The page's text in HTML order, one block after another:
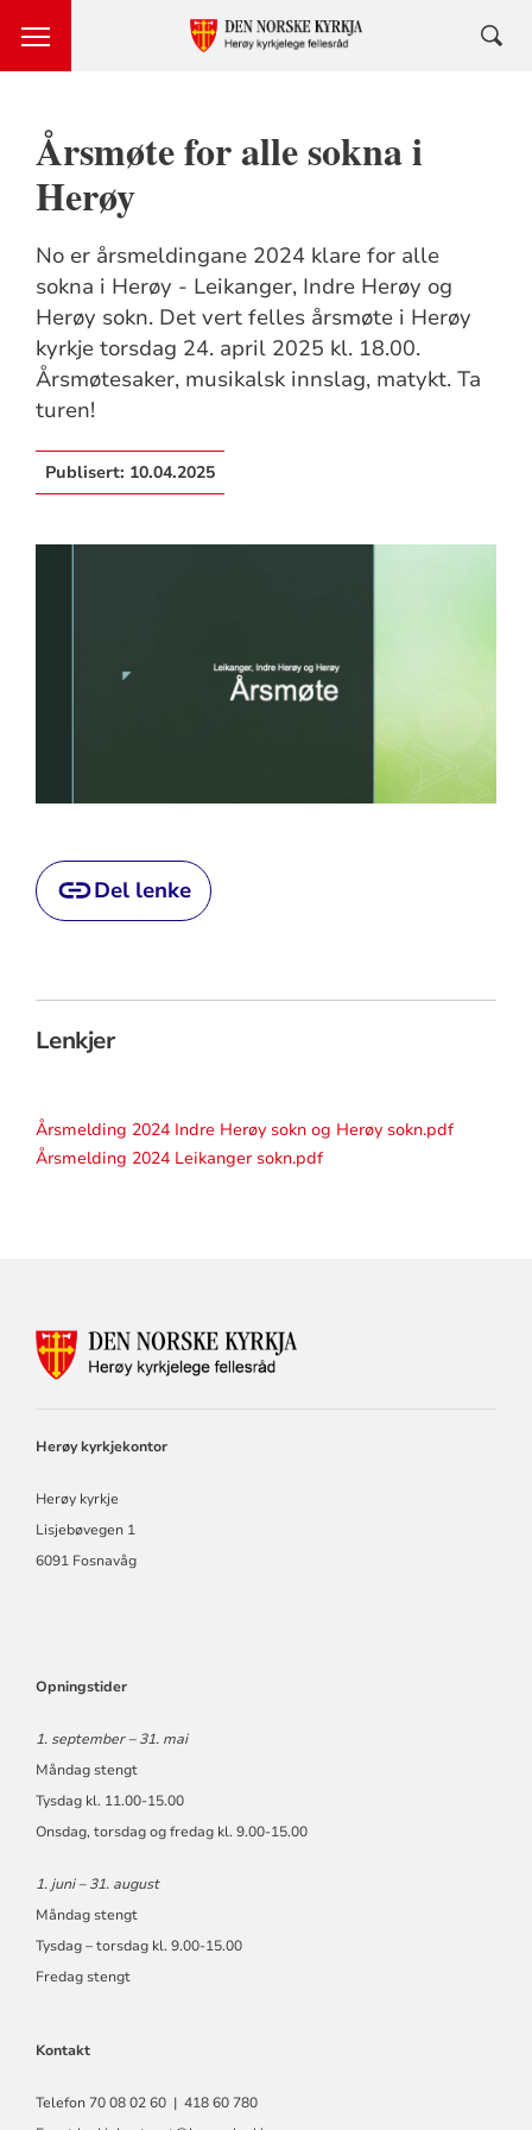
Årsmøte for alle sokna i
Herøy
No er årsmeldingane 2024 klare for alle
sokna i Herøy - Leikanger, Indre Herøy og
Herøy sokn. Det vert felles årsmøte i Herøy
kyrkje torsdag 24. april 2025 kl. 18.00.
Årsmøtesaker, musikalsk innslag, matykt. Ta
turen!
Publisert: 10.04.2025
Del lenke
Lenkjer
Årsmelding 2024 Indre Herøy sokn og Herøy sokn.pdf
Årsmelding 2024 Leikanger sokn.pdf
KONTAKTINFORMASJON
Herøy kyrkjekontor
Herøy kyrkje
Lisjebøvegen 1
6091 Fosnavåg
Opningstider
1. september – 31. mai
Måndag stengt
Tysdag kl. 11.00-15.00
Onsdag, torsdag og fredag kl. 9.00-15.00
1. juni – 31. august
Måndag stengt
Tysdag – torsdag kl. 9.00-15.00
Fredag stengt
Kontakt
Telefon 70 08 02 60 | 418 60 780